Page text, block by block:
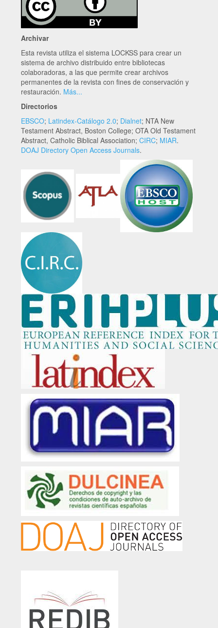
Archivar
Esta revista utiliza el sistema LOCKSS para crear un
sistema de archivo distribuido entre bibliotecas
colaboradoras, a las que permite crear archivos
permanentes de la revista con fines de conservación y
restauración. Más...
Directorios
EBSCO; Latindex-Catálogo 2.0; Dialnet; NTA New
Testament Abstract, Boston College; OTA Old Testament
Abstract, Catholic Biblical Association; CIRC; MIAR.
DOAJ Directory Open Access Journals.